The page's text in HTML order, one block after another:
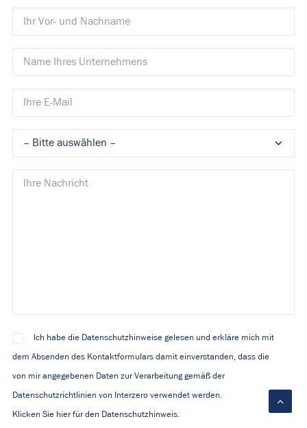
Ich habe die Datenschutzhinweise gelesen und erkläre mich mit
dem Absenden des Kontaktformulars damit einverstanden, dass die
von mir angegebenen Daten zur Verarbeitung gemäß der
Datenschutzrichtlinien von Interzero verwendet werden.
Klicken Sie hier für den Datenschutzhinweis.